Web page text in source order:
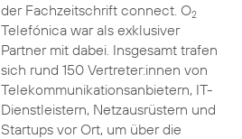
der Fachzeitschrift connect. O2
Telefónica war als exklusiver
Partner mit dabei. Insgesamt trafen
sich rund 150 Vertreter:innen von
Telekommunikationsanbietern, IT-
Dienstleistern, Netzausrüstern und
Startups vor Ort, um über die